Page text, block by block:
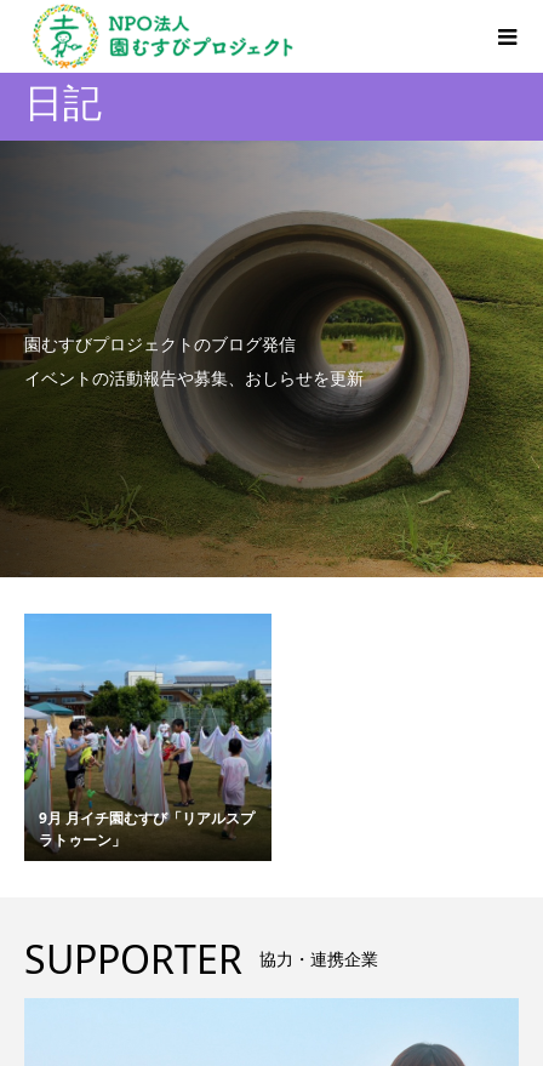
日記
園むすびプロジェクトのブログ発信
イベントの活動報告や募集、おしらせを更新
9月 月イチ園むすび「リアルスプ
ラトゥーン」
SUPPORTER 協力・連携企業